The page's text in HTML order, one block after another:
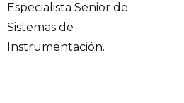
Especialista Senior de
Sistemas de
Instrumentación.